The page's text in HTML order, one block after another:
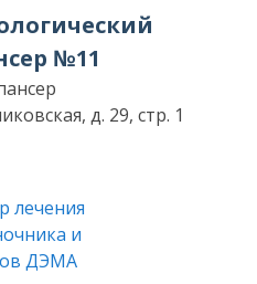
№11
д. 29, стр. 1